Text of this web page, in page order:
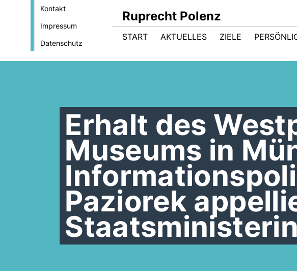
Kontakt
Impressum
Datenschutz
Ruprecht Polenz
START AKTUELLES ZIELE
Erhalt des
Museums in
Paziorek